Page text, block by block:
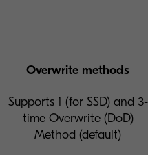
Overwrite methods
Supports 1 (for SSD) and 3-
time Overwrite (DoD)
Method (default)